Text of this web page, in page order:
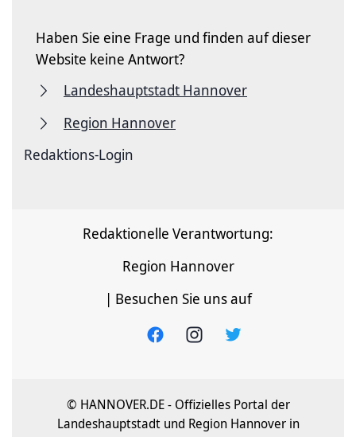
Haben Sie eine Frage und finden auf dieser
Website keine Antwort?
Landeshauptstadt Hannover
Region Hannover
Redaktions-Login
Redaktionelle Verantwortung:
Region Hannover
| Besuchen Sie uns auf
© HANNOVER.DE - Offizielles Portal der
Landeshauptstadt und Region Hannover in